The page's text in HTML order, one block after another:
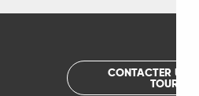
CONTACTER UN
TOURISME